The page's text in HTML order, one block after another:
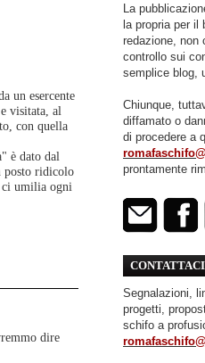
un esercente
visitata, al
con quella
è dato dal
posto ridicolo
ci umilia ogni
dire
La
la propria per il
redazione, non
controllo sui
semplice blog,
Chiunque,
diffamato o
di procedere a
prontamente
CONTATTACI
Segnalazioni,
progetti,
schifo a